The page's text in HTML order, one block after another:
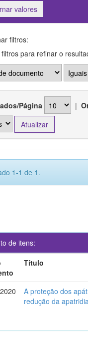
valores
filtros:
filtros para refinar o
Página |
1-1 de 1.
de itens:
Título
A proteção dos
redução da